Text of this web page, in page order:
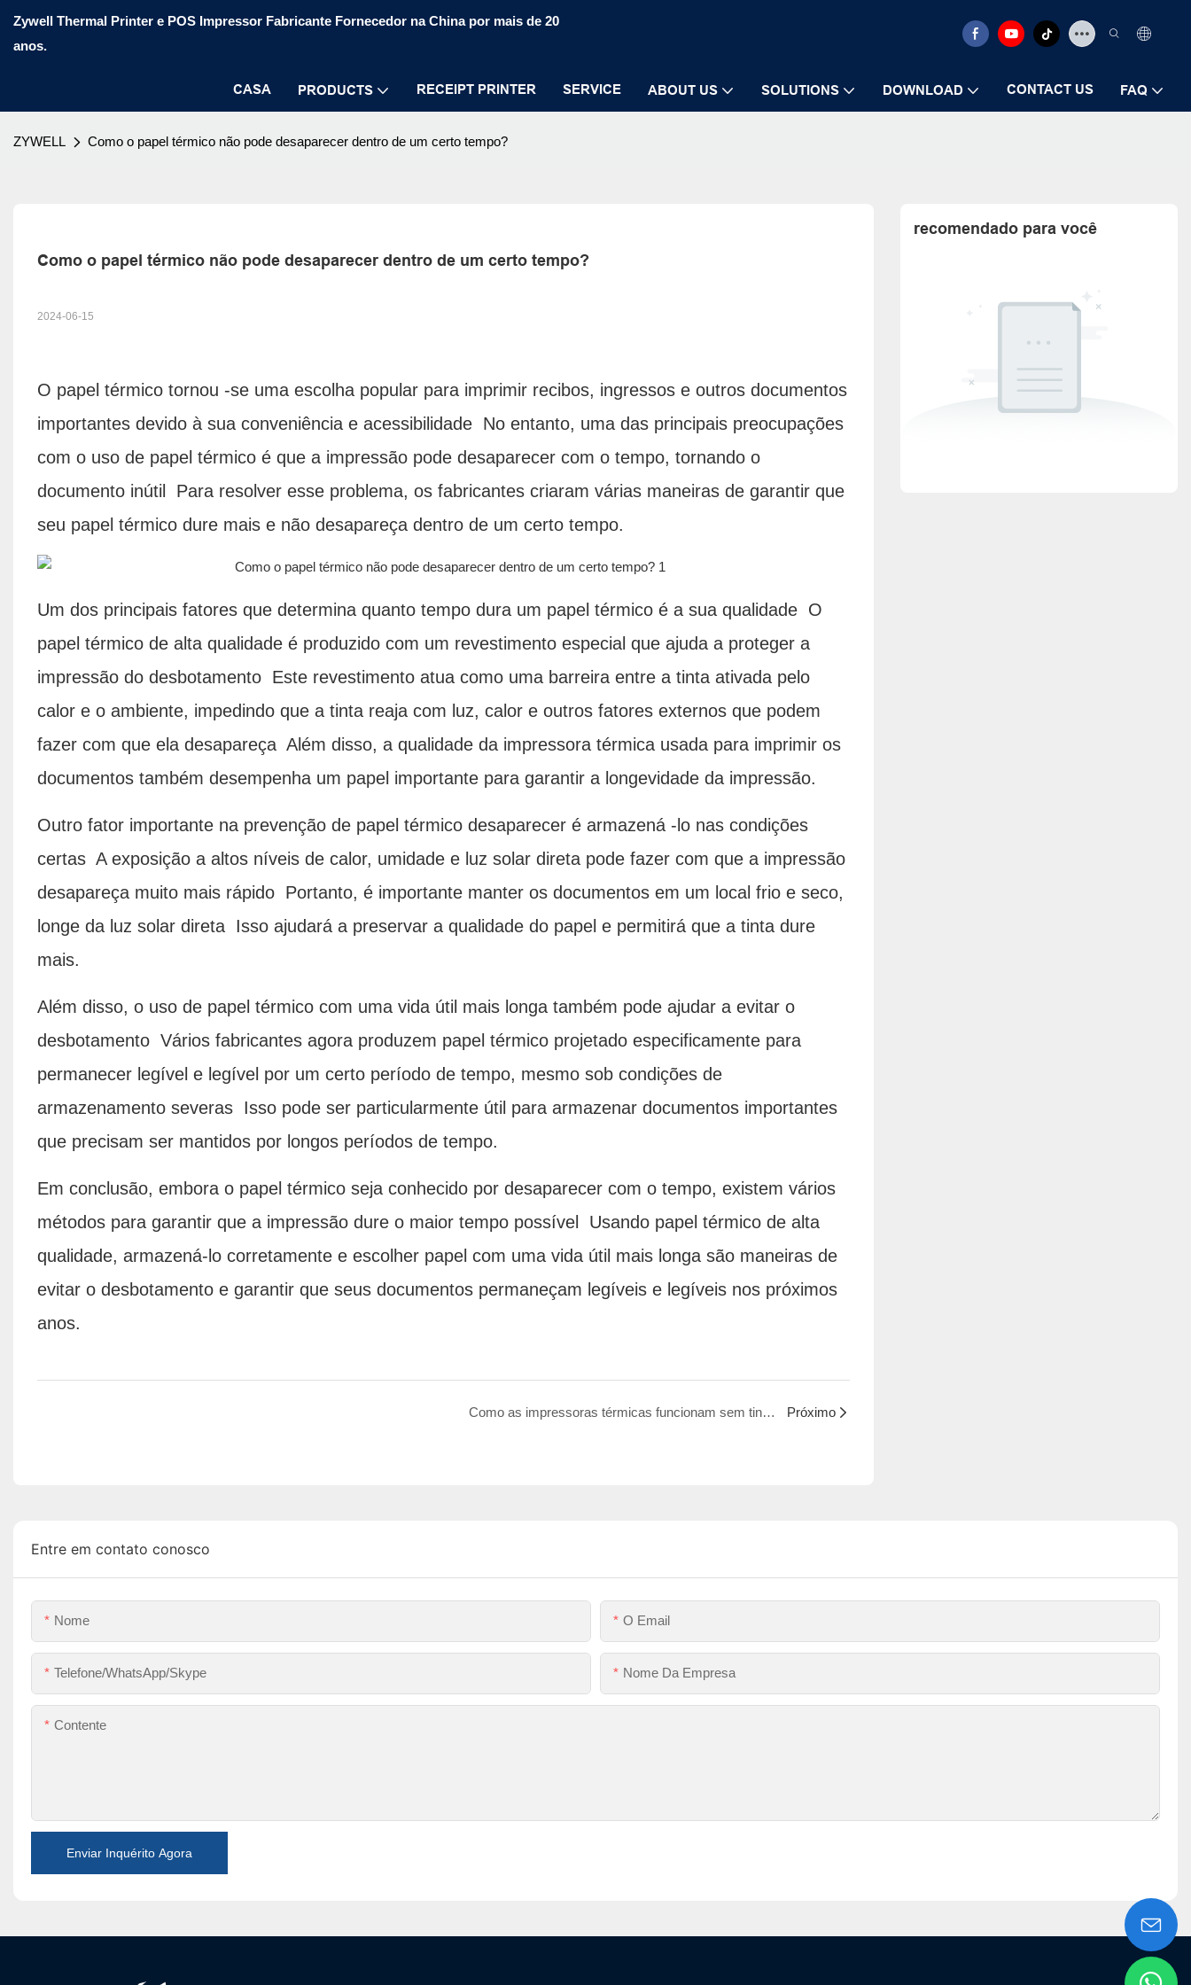
Zywell Thermal Printer e POS Impressor Fabricante Fornecedor na China por mais de 20
anos.
CASA PRODUCTS RECEIPT PRINTER SERVICE ABOUT US SOLUTIONS DOWNLOAD CONTACT US FAQ
ZYWELL Como o papel térmico não pode desaparecer dentro de um certo tempo?
Como o papel térmico não pode desaparecer dentro de um certo tempo?
2024-06-15
O papel térmico tornou -se uma escolha popular para imprimir recibos, ingressos e outros documentos
importantes devido à sua conveniência e acessibilidade No entanto, uma das principais preocupações
com o uso de papel térmico é que a impressão pode desaparecer com o tempo, tornando o
documento inútil Para resolver esse problema, os fabricantes criaram várias maneiras de garantir que
seu papel térmico dure mais e não desapareça dentro de um certo tempo.
Um dos principais fatores que determina quanto tempo dura um papel térmico é a sua qualidade O
papel térmico de alta qualidade é produzido com um revestimento especial que ajuda a proteger a
impressão do desbotamento Este revestimento atua como uma barreira entre a tinta ativada pelo
calor e o ambiente, impedindo que a tinta reaja com luz, calor e outros fatores externos que podem
fazer com que ela desapareça Além disso, a qualidade da impressora térmica usada para imprimir os
documentos também desempenha um papel importante para garantir a longevidade da impressão.
Outro fator importante na prevenção de papel térmico desaparecer é armazená -lo nas condições
certas A exposição a altos níveis de calor, umidade e luz solar direta pode fazer com que a impressão
desapareça muito mais rápido Portanto, é importante manter os documentos em um local frio e seco,
longe da luz solar direta Isso ajudará a preservar a qualidade do papel e permitirá que a tinta dure
mais.
Além disso, o uso de papel térmico com uma vida útil mais longa também pode ajudar a evitar o
desbotamento Vários fabricantes agora produzem papel térmico projetado especificamente para
permanecer legível e legível por um certo período de tempo, mesmo sob condições de
armazenamento severas Isso pode ser particularmente útil para armazenar documentos importantes
que precisam ser mantidos por longos períodos de tempo.
Em conclusão, embora o papel térmico seja conhecido por desaparecer com o tempo, existem vários
métodos para garantir que a impressão dure o maior tempo possível Usando papel térmico de alta
qualidade, armazená-lo corretamente e escolher papel com uma vida útil mais longa são maneiras de
evitar o desbotamento e garantir que seus documentos permaneçam legíveis e legíveis nos próximos
anos.
Como as impressoras térmicas funcionam sem tinta? Próximo
recomendado para você
Entre em contato conosco
Nome O Email
Telefone/WhatsApp/Skype Nome Da Empresa
Contente
Enviar Inquérito Agora